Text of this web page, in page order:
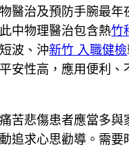
醫治及預防手腕最年
中物理醫治包含熱竹
波、沖新竹 入職健檢
安性高，應用便利、
苦悲傷患者應當多與
追求心思勸導。需要